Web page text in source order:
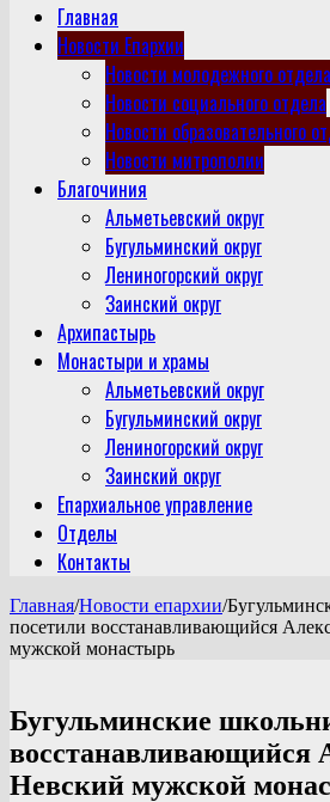
Главная
Новости Епархии
Новости молодежного отдела
Новости социального отдела
Новости образовательного
Новости митрополии
Благочиния
Альметьевский округ
Бугульминский округ
Лениногорский округ
Заинский округ
Архипастырь
Монастыри и храмы
Альметьевский округ
Бугульминский округ
Лениногорский округ
Заинский округ
Епархиальное управление
Отделы
Контакты
Главная/Новости епархии/
посетили восстанавливающийся
мужской монастырь
Бугульминские
восстанавливающийся
Невский мужской